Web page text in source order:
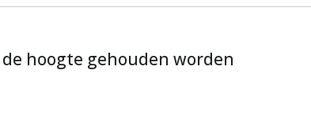
de hoogte gehouden worden